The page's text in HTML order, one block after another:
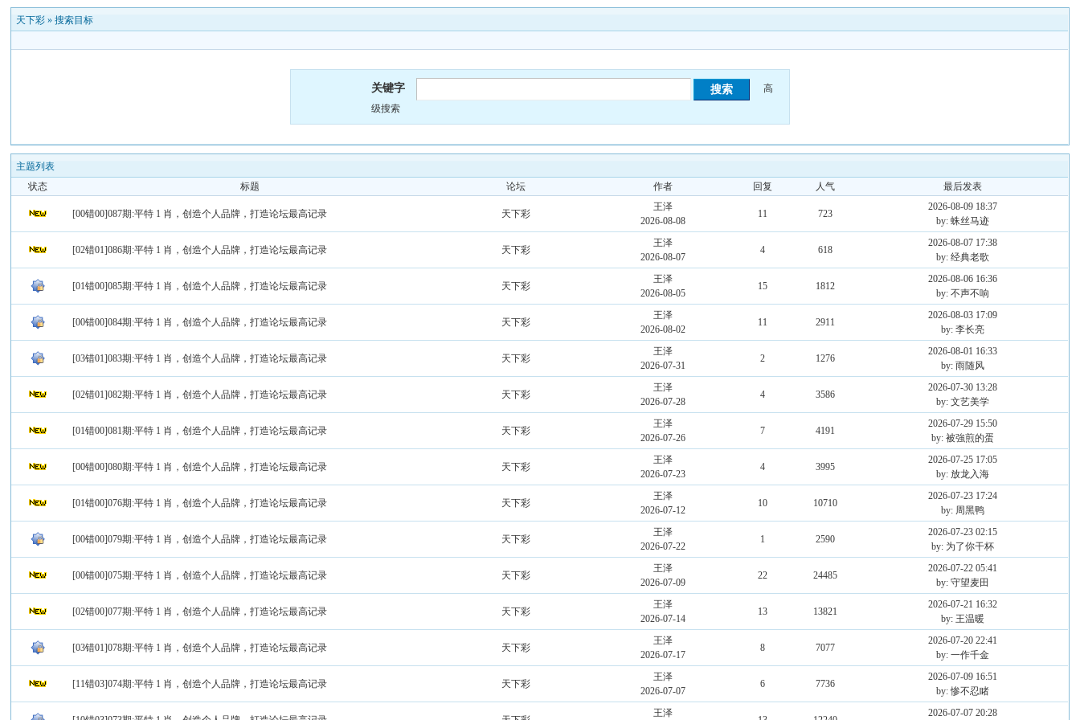
天下彩 »搜索目标
关键字
高
级搜索
主题列表
状态
标题 论坛 作者 回复 人气 最后发表
[00错00]087期:平特 1 肖，创造个人品牌，打造论坛最高记录 天下彩
王泽
2026-08-08
11 723
2026-08-09 18:37
by: 蛛丝马迹
[02错01]086期:平特 1 肖，创造个人品牌，打造论坛最高记录 天下彩
王泽
2026-08-07
4 618
2026-08-07 17:38
by: 经典老歌
[01错00]085期:平特 1 肖，创造个人品牌，打造论坛最高记录 天下彩
王泽
2026-08-05
15 1812
2026-08-06 16:36
by: 不声不响
[00错00]084期:平特 1 肖，创造个人品牌，打造论坛最高记录 天下彩
王泽
2026-08-02
11 2911
2026-08-03 17:09
by: 李长亮
[03错01]083期:平特 1 肖，创造个人品牌，打造论坛最高记录 天下彩
王泽
2026-07-31
2 1276
2026-08-01 16:33
by: 雨随风
[02错01]082期:平特 1 肖，创造个人品牌，打造论坛最高记录 天下彩
王泽
2026-07-28
4 3586
2026-07-30 13:28
by: 文艺美学
[01错00]081期:平特 1 肖，创造个人品牌，打造论坛最高记录 天下彩
王泽
2026-07-26
7 4191
2026-07-29 15:50
by: 被強煎的蛋
[00错00]080期:平特 1 肖，创造个人品牌，打造论坛最高记录 天下彩
王泽
2026-07-23
4 3995
2026-07-25 17:05
by: 放龙入海
[01错00]076期:平特 1 肖，创造个人品牌，打造论坛最高记录 天下彩
王泽
2026-07-12
10 10710
2026-07-23 17:24
by: 周黑鸭
[00错00]079期:平特 1 肖，创造个人品牌，打造论坛最高记录 天下彩
王泽
2026-07-22
1 2590
2026-07-23 02:15
by: 为了你干杯
[00错00]075期:平特 1 肖，创造个人品牌，打造论坛最高记录 天下彩
王泽
2026-07-09
22 24485
2026-07-22 05:41
by: 守望麦田
[02错00]077期:平特 1 肖，创造个人品牌，打造论坛最高记录 天下彩
王泽
2026-07-14
13 13821
2026-07-21 16:32
by: 王温暖
[03错01]078期:平特 1 肖，创造个人品牌，打造论坛最高记录 天下彩
王泽
2026-07-17
8 7077
2026-07-20 22:41
by: 一作千金
[11错03]074期:平特 1 肖，创造个人品牌，打造论坛最高记录 天下彩
王泽
2026-07-07
6 7736
2026-07-09 16:51
by: 惨不忍睹
王泽 2026-07-07 20:28